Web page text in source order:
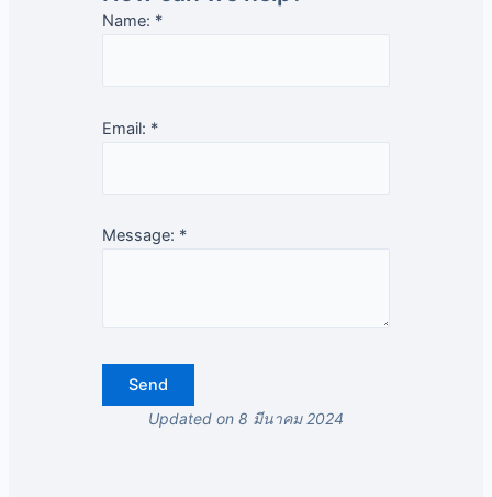
Name: *
Email: *
Message: *
Updated on 8 มีนาคม 2024